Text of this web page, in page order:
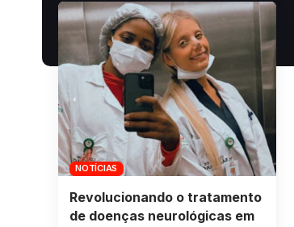
NOTÍCIAS
Revolucionando o tratamento
de doenças neurológicas em